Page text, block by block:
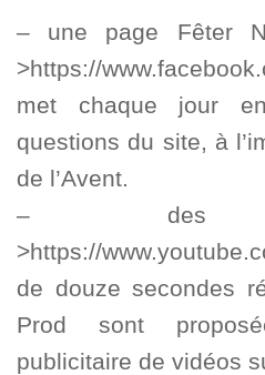
– une page Fêter
>https://
met chaque jour
questions du site, à
de l’Avent.
– des
>https://
de douze secondes
Prod sont
publicitaire de vidéos